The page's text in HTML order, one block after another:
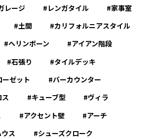
レージ レンガタイル
家事室
土間
カリフォルニアスタイル
ヘリンボーン
アイアン階段
石張り
タイルデッキ
ーゼット
バーカウンター
ス
キューブ型
ヴィラ
アクセント壁
アーチ
ス
シューズクローク